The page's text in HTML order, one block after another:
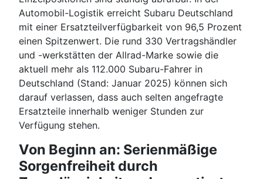
Automobil-Logistik erreicht Subaru Deutschland
mit einer Ersatzteilverfügbarkeit von 96,5 Prozent
einen Spitzenwert. Die rund 330 Vertragshändler
und -werkstätten der Allrad-Marke sowie die
aktuell mehr als 112.000 Subaru-Fahrer in
Deutschland (Stand: Januar 2025) können sich
darauf verlassen, dass auch selten angefragte
Ersatzteile innerhalb weniger Stunden zur
Verfügung stehen.
Von Beginn an: Serienmäßige
Sorgenfreiheit durch